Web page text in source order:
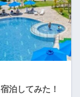
泊してみた！